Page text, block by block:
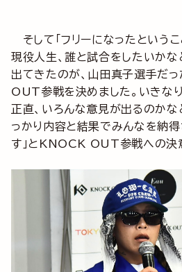
そして「フリーになったという
現役人生、誰と試合をしたいか
出てきたのが、山田真子選手だ
OUT参戦を決めました。いきなり
正直、いろんな意見が出るのかな
っかり内容と結果でみんなを納
す」とKNOCK OUT参戦への決